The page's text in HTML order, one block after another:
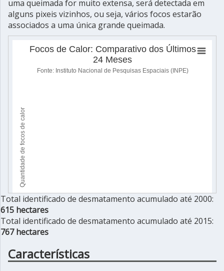
uma queimada for muito extensa, será detectada em
alguns pixeis vizinhos, ou seja, vários focos estarão
associados a uma única grande queimada.
Total identificado de desmatamento acumulado até 2000:
615 hectares
Total identificado de desmatamento acumulado até 2015:
767 hectares
Características